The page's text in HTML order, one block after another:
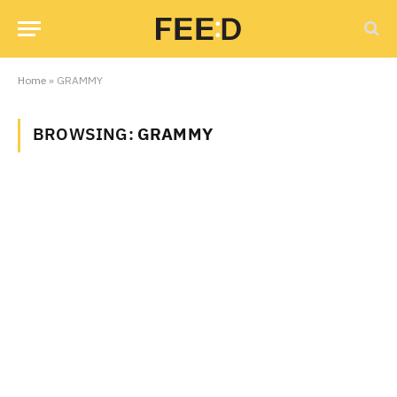
Home» GRAMMY
BROWSING:GRAMMY